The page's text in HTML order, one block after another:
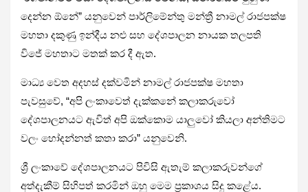
දෙන්න ඕනේ” යනුවෙන් පාර්ලිමේන්තු මන්ත්‍රී නාමල් රාජපක්ෂ
මහතා දකුණු ඉන්දීය නළු සහ දේශපාලන නායක තලපති
විජේ මහතාට මතක් කර දී ඇත.
මාධ්‍ය වෙත අදහස් දක්වමින් නාමල් රාජපක්ෂ මහතා
පැවසුවේ, “අපි ලංකාවෙත් දැක්කනේ කලාකරුවෝ
දේශපාලනයට ඇවිත් අපි ඔක්කොම යාලුවෝ කියලා අන්තිමට
වලං හෝදන්නත් කතා කරා” යනුවෙනි.
ශ්‍රී ලංකාවේ දේශපාලනයට පිවිසි ඇතැම් කලාකරුවන්ගේ
අත්දැකීම් සිහිපත් කරමින් ඔහු මෙම ප්‍රකාශය සිදු කළේය.